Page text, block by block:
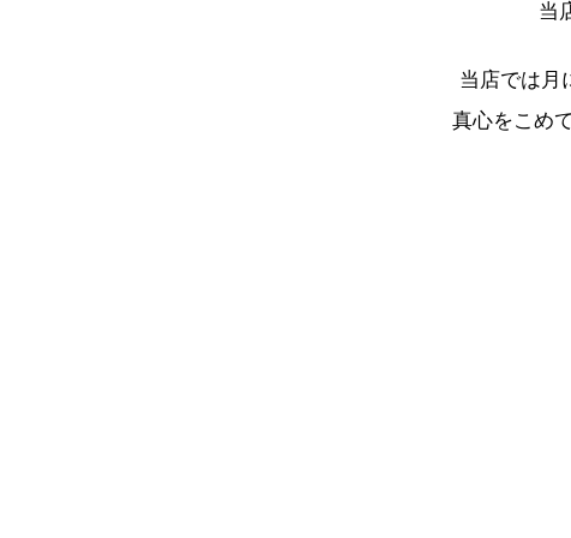
当
当店では月
真心をこめ